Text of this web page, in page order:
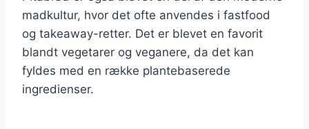
madkultur, hvor det ofte anvendes i fastfood
og takeaway-retter. Det er blevet en favorit
blandt vegetarer og veganere, da det kan
fyldes med en række plantebaserede
ingredienser.